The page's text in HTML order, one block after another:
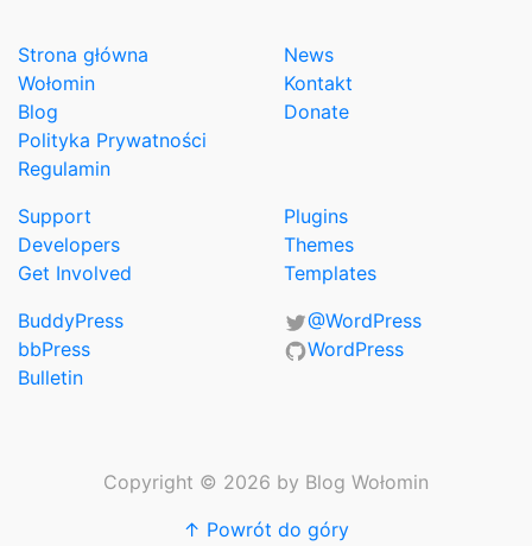
Strona główna
Wołomin
Blog
Polityka Prywatności
Regulamin
News
Kontakt
Donate
Support
Developers
Get Involved
Plugins
Themes
Templates
BuddyPress
bbPress
Bulletin
@WordPress
WordPress
Copyright © 2026 by Blog Wołomin
↑ Powrót do góry